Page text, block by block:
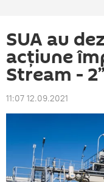
SUA au
acțiune
Stream - 2”
11:07 12.09.2021